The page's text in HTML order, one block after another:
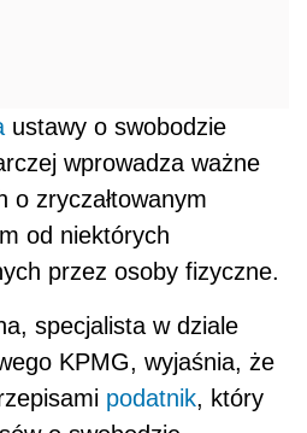
ustawy o swobodzie
wprowadza ważne
o zryczałtowanym
od niektórych
przez osoby fizyczne.
specjalista w dziale
KPMG, wyjaśnia, że
podatnik, który